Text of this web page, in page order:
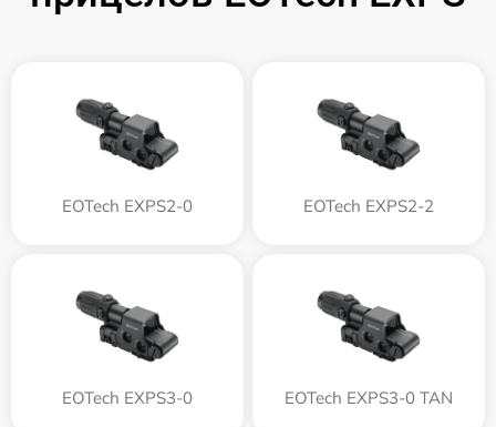
EOTech EXPS2-0 EOTech EXPS2-2
EOTech EXPS3-0 EOTech EXPS3-0 TAN